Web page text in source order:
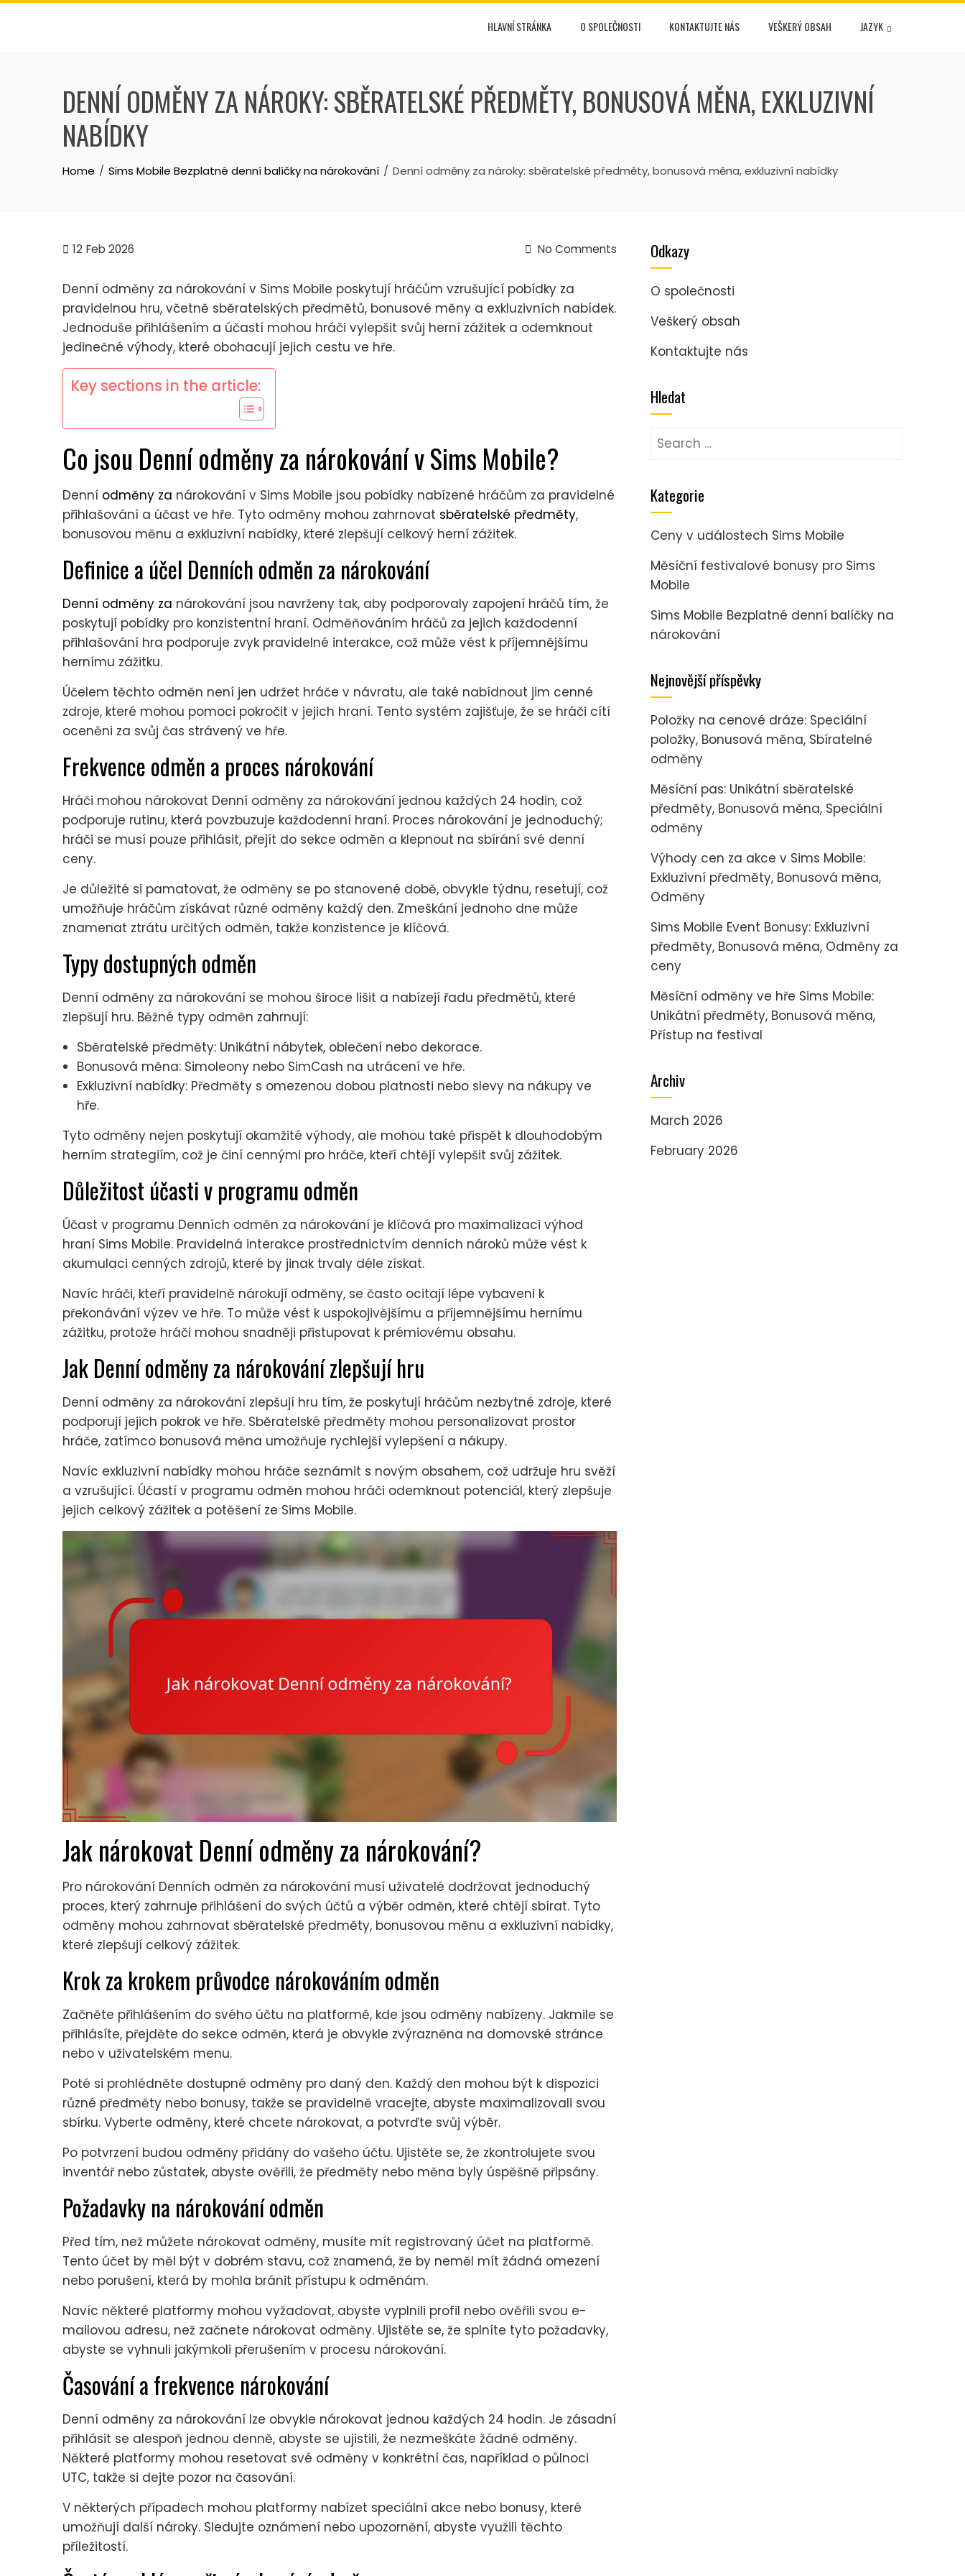
Skip
HLAVNÍ STRÁNKA O SPOLEČNOSTI KONTAKTUJTE NÁS VEŠKERÝ OBSAH JAZYK
DENNÍ ODMĚNY ZA NÁROKY: SBĚRATELSKÉ PŘEDMĚTY, BONUSOVÁ MĚNA, EXKLUZIVNÍ
NABÍDKY
Home Sims Mobile Bezplatné denní balíčky na nárokování Denní odměny za nároky: sběratelské předměty, bonusová měna, exkluzivní nabídky
12 Feb 2026 No Comments
Denní odměny za nárokování v Sims Mobile poskytují hráčům vzrušující pobídky za
pravidelnou hru, včetně sběratelských předmětů, bonusové měny a exkluzivních nabídek.
Jednoduše přihlášením a účastí mohou hráči vylepšit svůj herní zážitek a odemknout
jedinečné výhody, které obohacují jejich cestu ve hře.
Key sections in the article:
Co jsou Denní odměny za nárokování v Sims Mobile?
Denní odměny za nárokování v Sims Mobile jsou pobídky nabízené hráčům za pravidelné
přihlašování a účast ve hře. Tyto odměny mohou zahrnovat sběratelské předměty,
bonusovou měnu a exkluzivní nabídky, které zlepšují celkový herní zážitek.
Definice a účel Denních odměn za nárokování
Denní odměny za nárokování jsou navrženy tak, aby podporovaly zapojení hráčů tím, že
poskytují pobídky pro konzistentní hraní. Odměňováním hráčů za jejich každodenní
přihlašování hra podporuje zvyk pravidelné interakce, což může vést k příjemnějšímu
hernímu zážitku.
Účelem těchto odměn není jen udržet hráče v návratu, ale také nabídnout jim cenné
zdroje, které mohou pomoci pokročit v jejich hraní. Tento systém zajišťuje, že se hráči cítí
oceněni za svůj čas strávený ve hře.
Frekvence odměn a proces nárokování
Hráči mohou nárokovat Denní odměny za nárokování jednou každých 24 hodin, což
podporuje rutinu, která povzbuzuje každodenní hraní. Proces nárokování je jednoduchý;
hráči se musí pouze přihlásit, přejít do sekce odměn a klepnout na sbírání své denní
ceny.
Je důležité si pamatovat, že odměny se po stanovené době, obvykle týdnu, resetují, což
umožňuje hráčům získávat různé odměny každý den. Zmeškání jednoho dne může
znamenat ztrátu určitých odměn, takže konzistence je klíčová.
Typy dostupných odměn
Denní odměny za nárokování se mohou široce lišit a nabízejí řadu předmětů, které
zlepšují hru. Běžné typy odměn zahrnují:
Sběratelské předměty: Unikátní nábytek, oblečení nebo dekorace.
Bonusová měna: Simoleony nebo SimCash na utrácení ve hře.
Exkluzivní nabídky: Předměty s omezenou dobou platnosti nebo slevy na nákupy ve
hře.
Tyto odměny nejen poskytují okamžité výhody, ale mohou také přispět k dlouhodobým
herním strategiím, což je činí cennými pro hráče, kteří chtějí vylepšit svůj zážitek.
Důležitost účasti v programu odměn
Účast v programu Denních odměn za nárokování je klíčová pro maximalizaci výhod
hraní Sims Mobile. Pravidelná interakce prostřednictvím denních nároků může vést k
akumulaci cenných zdrojů, které by jinak trvaly déle získat.
Navíc hráči, kteří pravidelně nárokují odměny, se často ocitají lépe vybaveni k
překonávání výzev ve hře. To může vést k uspokojivějšímu a příjemnějšímu hernímu
zážitku, protože hráči mohou snadněji přistupovat k prémiovému obsahu.
Jak Denní odměny za nárokování zlepšují hru
Denní odměny za nárokování zlepšují hru tím, že poskytují hráčům nezbytné zdroje, které
podporují jejich pokrok ve hře. Sběratelské předměty mohou personalizovat prostor
hráče, zatímco bonusová měna umožňuje rychlejší vylepšení a nákupy.
Navíc exkluzivní nabídky mohou hráče seznámit s novým obsahem, což udržuje hru svěží
a vzrušující. Účastí v programu odměn mohou hráči odemknout potenciál, který zlepšuje
jejich celkový zážitek a potěšení ze Sims Mobile.
Jak nárokovat Denní odměny za nárokování?
Pro nárokování Denních odměn za nárokování musí uživatelé dodržovat jednoduchý
proces, který zahrnuje přihlášení do svých účtů a výběr odměn, které chtějí sbírat. Tyto
odměny mohou zahrnovat sběratelské předměty, bonusovou měnu a exkluzivní nabídky,
které zlepšují celkový zážitek.
Krok za krokem průvodce nárokováním odměn
Začněte přihlášením do svého účtu na platformě, kde jsou odměny nabízeny. Jakmile se
přihlásíte, přejděte do sekce odměn, která je obvykle zvýrazněna na domovské stránce
nebo v uživatelském menu.
Poté si prohlédněte dostupné odměny pro daný den. Každý den mohou být k dispozici
různé předměty nebo bonusy, takže se pravidelně vracejte, abyste maximalizovali svou
sbírku. Vyberte odměny, které chcete nárokovat, a potvrďte svůj výběr.
Po potvrzení budou odměny přidány do vašeho účtu. Ujistěte se, že zkontrolujete svou
inventář nebo zůstatek, abyste ověřili, že předměty nebo měna byly úspěšně připsány.
Požadavky na nárokování odměn
Před tím, než můžete nárokovat odměny, musíte mít registrovaný účet na platformě.
Tento účet by měl být v dobrém stavu, což znamená, že by neměl mít žádná omezení
nebo porušení, která by mohla bránit přístupu k odměnám.
Navíc některé platformy mohou vyžadovat, abyste vyplnili profil nebo ověřili svou e-
mailovou adresu, než začnete nárokovat odměny. Ujistěte se, že splníte tyto požadavky,
abyste se vyhnuli jakýmkoli přerušením v procesu nárokování.
Časování a frekvence nárokování
Denní odměny za nárokování lze obvykle nárokovat jednou každých 24 hodin. Je zásadní
přihlásit se alespoň jednou denně, abyste se ujistili, že nezmeškáte žádné odměny.
Některé platformy mohou resetovat své odměny v konkrétní čas, například o půlnoci
UTC, takže si dejte pozor na časování.
V některých případech mohou platformy nabízet speciální akce nebo bonusy, které
umožňují další nároky. Sledujte oznámení nebo upozornění, abyste využili těchto
příležitostí.
Odkazy
O společnosti
Veškerý obsah
Kontaktujte nás
Hledat
Search
Kategorie
Ceny v událostech Sims Mobile
Měsíční festivalové bonusy pro Sims
Mobile
Sims Mobile Bezplatné denní balíčky na
nárokování
Nejnovější příspěvky
Položky na cenové dráze: Speciální
položky, Bonusová měna, Sbíratelné
odměny
Měsíční pas: Unikátní sběratelské
předměty, Bonusová měna, Speciální
odměny
Výhody cen za akce v Sims Mobile:
Exkluzivní předměty, Bonusová měna,
Odměny
Sims Mobile Event Bonusy: Exkluzivní
předměty, Bonusová měna, Odměny za
ceny
Měsíční odměny ve hře Sims Mobile:
Unikátní předměty, Bonusová měna,
Přístup na festival
Archiv
March 2026
February 2026